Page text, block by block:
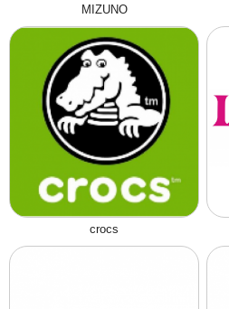
MIZUNO
crocs